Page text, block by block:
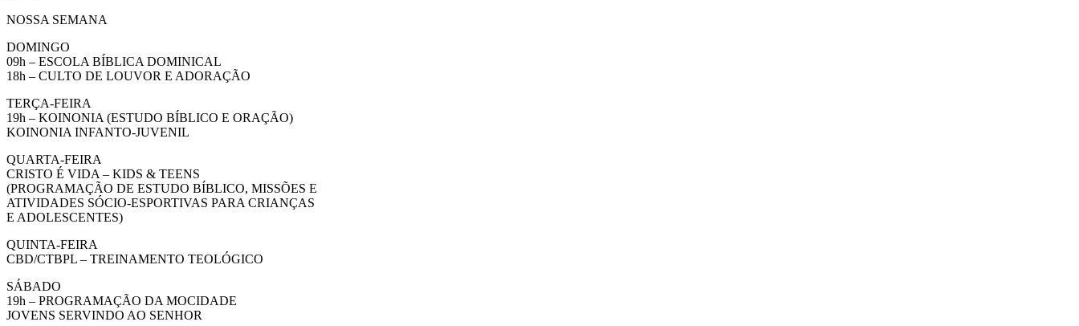
NOSSA SEMANA
DOMINGO
09h – ESCOLA BÍBLICA DOMINICAL
18h – CULTO DE LOUVOR E ADORAÇÃO
TERÇA-FEIRA
19h – KOINONIA (ESTUDO BÍBLICO E ORAÇÃO)
KOINONIA INFANTO-JUVENIL
QUARTA-FEIRA
CRISTO É VIDA – KIDS & TEENS
(PROGRAMAÇÃO DE ESTUDO BÍBLICO, MISSÕES E
ATIVIDADES SÓCIO-ESPORTIVAS PARA CRIANÇAS
E ADOLESCENTES)
QUINTA-FEIRA
CBD/CTBPL – TREINAMENTO TEOLÓGICO
SÁBADO
19h – PROGRAMAÇÃO DA MOCIDADE
JOVENS SERVINDO AO SENHOR